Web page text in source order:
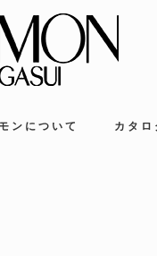
ンについて カタ